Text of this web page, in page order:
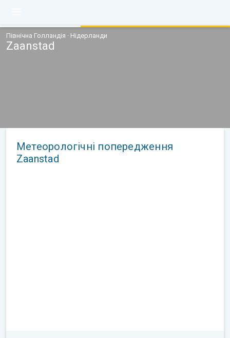
Північна Голландія · Нідерланди
Zaanstad
Метеорологічні попередження
Zaanstad